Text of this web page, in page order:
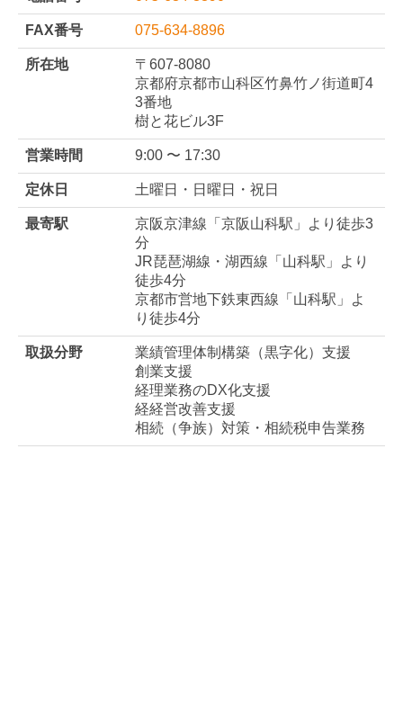
FAX番号 075-634-8896
所在地
〒607-8080
京都府京都市山科区竹鼻竹ノ街道町4
3番地
樹と花ビル3F
営業時間 9:00 〜 17:30
定休日 土曜日・日曜日・祝日
最寄駅
京阪京津線「京阪山科駅」より徒歩3
分
JR琵琶湖線・湖西線「山科駅」より
徒歩4分
京都市営地下鉄東西線「山科駅」よ
り徒歩4分
取扱分野
業績管理体制構築（黒字化）支援
創業支援
経理業務のDX化支援
経経営改善支援
相続（争族）対策・相続税申告業務